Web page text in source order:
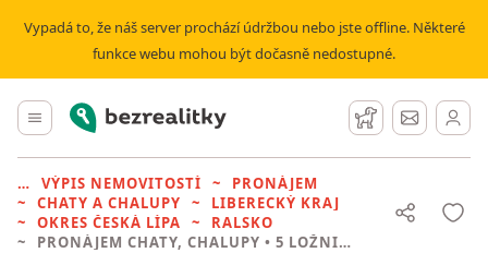
Vypadá to, že náš server prochází údržbou nebo jste offline. Některé
funkce webu mohou být dočasně nedostupné.
Hlavní menu
Bezrealitky Hlídací pes
Zprávy
VÝPIS NEMOVITOSTÍ
PRONÁJEM
CHATY A CHALUPY
LIBERECKÝ KRAJ
OKRES ČESKÁ LÍPA
RALSKO
PRONÁJEM CHATY, CHALUPY • 5 LOŽNIC BEZ REALITKY